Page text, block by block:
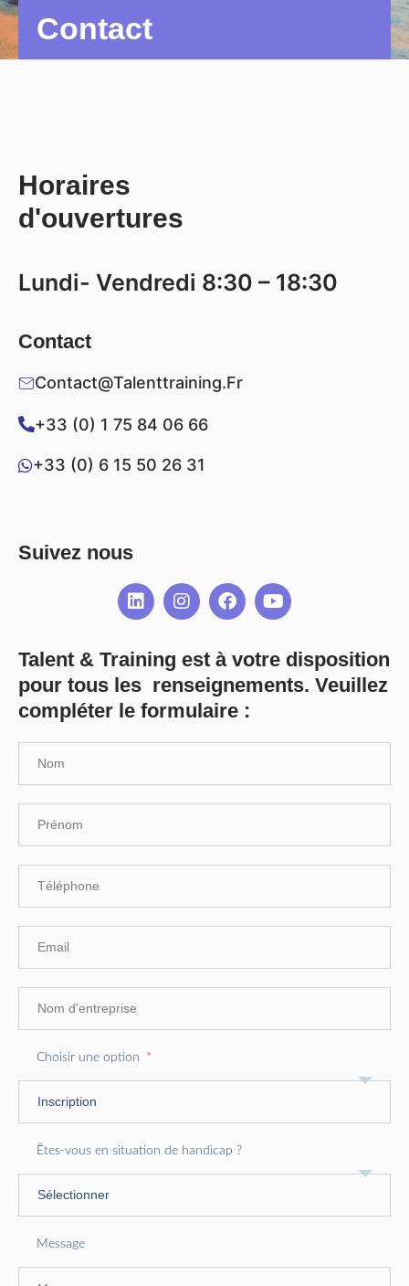
Contact
Horaires
d'ouvertures
Lundi- Vendredi 8:30 – 18:30
Contact
Contact@talenttraining.fr
+33 (0) 1 75 84 06 66
+33 (0) 6 15 50 26 31
Suivez nous
Talent & Training est à votre disposition
pour tous les renseignements. Veuillez
compléter le formulaire :
Choisir une option
Êtes-vous en situation de handicap ?
Message